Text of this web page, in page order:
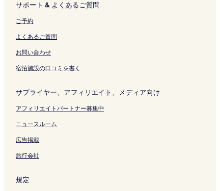
リ
ン
ク
n
の
ペ
ー
を
く
ン
ク
サポート & よくあるご質問
ご予約
よくあるご質問
お問い合わせ
宿泊施設の口コミを書く
サプライヤー、アフィリエイト、メディア向け
アフィリエイトパートナー募集中
ニュースルーム
広告掲載
旅行会社
規定